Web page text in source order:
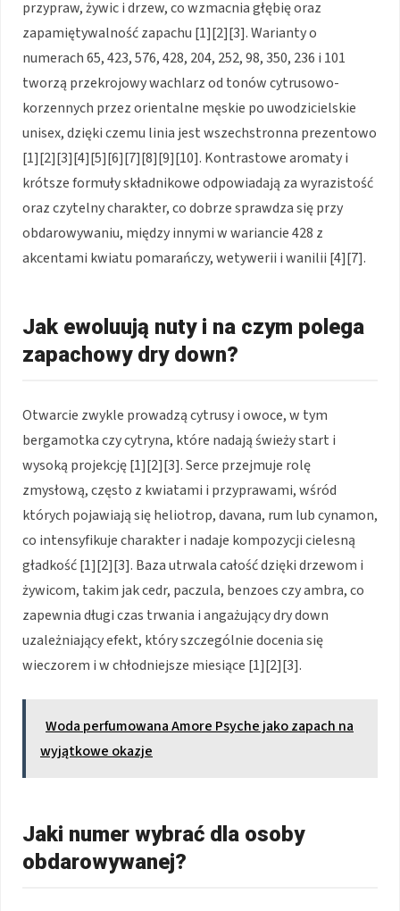
przypraw, żywic i drzew, co wzmacnia głębię oraz
zapamiętywalność zapachu [1][2][3]. Warianty o
numerach 65, 423, 576, 428, 204, 252, 98, 350, 236 i 101
tworzą przekrojowy wachlarz od tonów cytrusowo-
korzennych przez orientalne męskie po uwodzicielskie
unisex, dzięki czemu linia jest wszechstronna prezentowo
[1][2][3][4][5][6][7][8][9][10]. Kontrastowe aromaty i
krótsze formuły składnikowe odpowiadają za wyrazistość
oraz czytelny charakter, co dobrze sprawdza się przy
obdarowywaniu, między innymi w wariancie 428 z
akcentami kwiatu pomarańczy, wetywerii i wanilii [4][7].
Jak ewoluują nuty i na czym polega
zapachowy dry down?
Otwarcie zwykle prowadzą cytrusy i owoce, w tym
bergamotka czy cytryna, które nadają świeży start i
wysoką projekcję [1][2][3]. Serce przejmuje rolę
zmysłową, często z kwiatami i przyprawami, wśród
których pojawiają się heliotrop, davana, rum lub cynamon,
co intensyfikuje charakter i nadaje kompozycji cielesną
gładkość [1][2][3]. Baza utrwala całość dzięki drzewom i
żywicom, takim jak cedr, paczula, benzoes czy ambra, co
zapewnia długi czas trwania i angażujący dry down
uzależniający efekt, który szczególnie docenia się
wieczorem i w chłodniejsze miesiące [1][2][3].
Woda perfumowana Amore Psyche jako zapach na
wyjątkowe okazje
Jaki numer wybrać dla osoby
obdarowywanej?